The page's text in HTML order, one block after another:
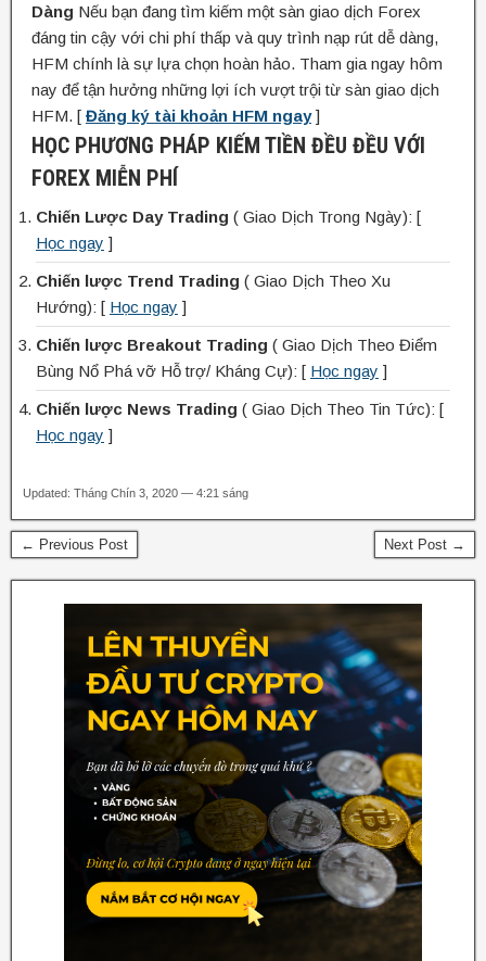
Dàng Nếu bạn đang tìm kiếm một sàn giao dịch Forex
đáng tin cậy với chi phí thấp và quy trình nạp rút dễ dàng,
HFM chính là sự lựa chọn hoàn hảo. Tham gia ngay hôm
nay để tận hưởng những lợi ích vượt trội từ sàn giao dịch
HFM. [ Đăng ký tài khoản HFM ngay]
HỌC PHƯƠNG PHÁP KIẾM TIỀN ĐỀU ĐỀU VỚI
FOREX MIỄN PHÍ
Chiến Lược Day Trading ( Giao Dịch Trong Ngày): [
Học ngay ]
Chiến lược Trend Trading ( Giao Dịch Theo Xu
Hướng): [ Học ngay ]
Chiến lược Breakout Trading ( Giao Dịch Theo Điểm
Bùng Nổ Phá vỡ Hỗ trợ/ Kháng Cự): [ Học ngay ]
Chiến lược News Trading ( Giao Dịch Theo Tin Tức): [
Học ngay ]
Updated: Tháng Chín 3, 2020 — 4:21 sáng
← Previous Post Next Post →